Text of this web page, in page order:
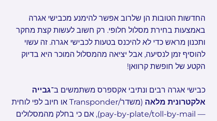
החדשות הטובות הן שלרוב אפשר להימנע מכבישי אגרה
באמצעות בחירת מסלול חלופי. רק חשוב לעשות קצת מחקר
ותכנון מראש כדי לא להיכנס בטעות לכבישי אגרה. זה עשוי
להוסיף זמן לנסיעה, אבל יציאה מהמסלול המוכר היא בדיוק
הקטע של חופשת קרוואן!
כבישי אגרה רבים ונתיבי אקספרס משתמשים ב־גבייה
אלקטרונית מלאה
(משדר/Transponder או חיוב לפי לוחית
— pay-by-plate/toll-by-mail), אם כי בחלק מהמסלולים